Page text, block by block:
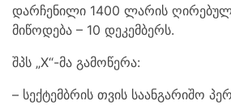
დარჩენილი 1400 ლარის
მიწოდება – 10 დეკემბერს.
შპს „X“-მა გამოწერა:
– სექტემბრის თვის საანგარიშო პერიოდზე ავანსის